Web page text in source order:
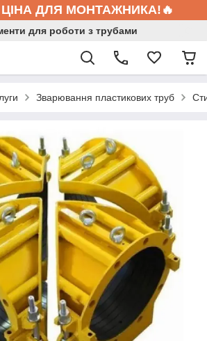
ЦІНА ДЛЯ МОНТАЖНИКА!🔥
для роботи з трубами
Зварювання пластикових труб